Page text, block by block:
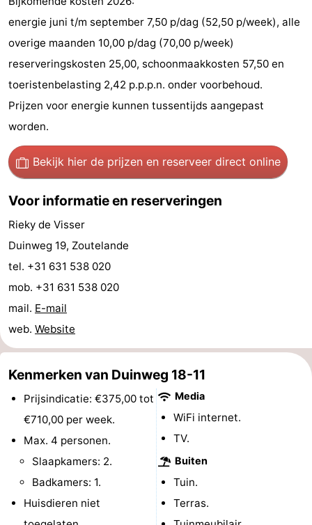
Renesse
-
Brouwershaven
-
Bruinisse
-
Zierikzee
-
Natuur
Oosterschelde
Burgh
Haamstede
-
Natuur
van
Walcheren
Veere
-
Oranjezon
Oostkapelle
-
de
Mantelingen
Domburg
-
Westkapelle
Natuur
Walcherse
bos
Dishoek
Vlissingen
energie juni t/m september 7,50 p/dag (52,50 p/week), alle
overige maanden 10,00 p/dag (70,00 p/week)
reserveringskosten 25,00, schoonmaakkosten 57,50 en
toeristenbelasting 2,42 p.p.p.n. onder voorbehoud.
Prijzen voor energie kunnen tussentijds aangepast
worden.
Bekijk hier de prijzen en reserveer direct online
Voor informatie en reserveringen
Rieky de Visser
Duinweg 19, Zoutelande
tel. +31 631 538 020
mob. +31 631 538 020
mail. E-mail
web. Website
Kenmerken van Duinweg 18-11
Prijsindicatie: €375,00 tot
€710,00 per week.
Max. 4 personen.
Slaapkamers: 2.
Badkamers: 1.
Huisdieren niet
Media
WiFi internet.
TV.
Buiten
Tuin.
Terras.